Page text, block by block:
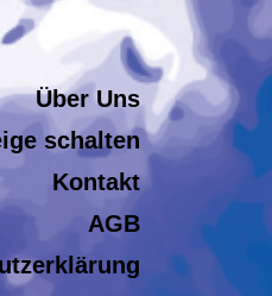
Über Uns
schalten
Kontakt
AGB